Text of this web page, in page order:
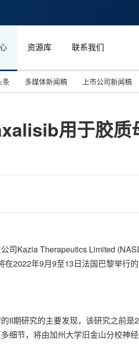
资源库 联系我们
投资并
能源化
马来西
条 多媒体新闻稿 上市公司新闻稿
用于胶质
司Kazia Therapeutics Limited
2022年9月9至13日法国巴黎举行
II期研究的主要发现，该研究之前
细节，将由加州大学旧金山分校神